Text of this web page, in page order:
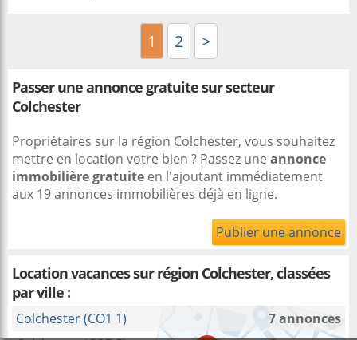
1 2 >
Passer une annonce gratuite sur secteur
Colchester
Propriétaires sur la région Colchester, vous souhaitez
mettre en location votre bien ? Passez une annonce
immobilière gratuite en l'ajoutant immédiatement
aux 19 annonces immobilières déjà en ligne.
Publier une annonce
Location vacances sur région Colchester, classées
par ville :
Colchester (CO1 1)
7 annonces